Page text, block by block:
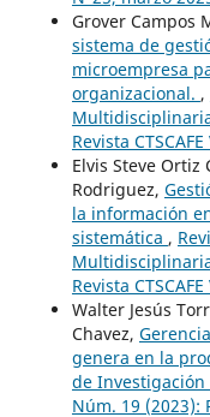
Grover Campos
sistema de
microempresa
organizacional. ,
Multidisciplinaria
Revista
Elvis Steve Ortiz
Rodriguez,
la información
sistemática ,
Multidisciplinaria
Revista
Walter Jesús
Chavez,
genera en la
de Investigación
Núm. 19 (2023):